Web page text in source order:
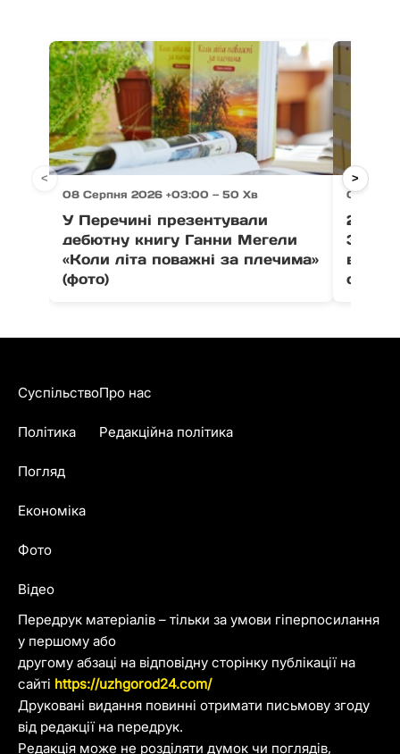
08 Серпня 2026 +03:00 — 50 Хв
У Перечині презентували
дебютну книгу Ганни Мегели
«Коли літа поважні за плечима»
(фото)
08
21
< >
Передрук матеріалів – тільки за умови гіперпосилання
у першому або
другому абзаці на відповідну сторінку публікації на
сайті https://uzhgorod24.com/
Друковані видання повинні отримати письмову згоду
від редакції на передрук.
Редакція може не розділяти думок чи поглядів,
Суспільство
Політика
Погляд
Економіка
Фото
Відео
Про нас
Редакційна політика